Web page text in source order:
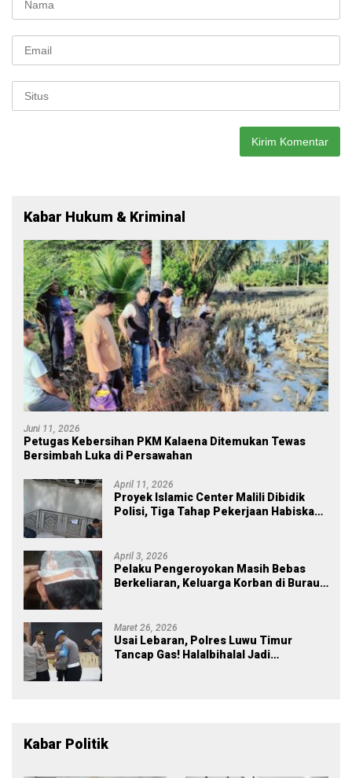
Kabar Hukum & Kriminal
Juni 11, 2026
Petugas Kebersihan PKM Kalaena Ditemukan Tewas
Bersimbah Luka di Persawahan
April 11, 2026
Proyek Islamic Center Malili Dibidik
Polisi, Tiga Tahap Pekerjaan Habiskan
April 3, 2026
Pelaku Pengeroyokan Masih Bebas
Berkeliaran, Keluarga Korban di Burau
Maret 26, 2026
Usai Lebaran, Polres Luwu Timur
Tancap Gas! Halalbihalal Jadi
Kabar Politik